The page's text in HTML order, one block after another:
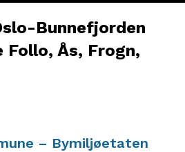
Bunnefjorden
Follo, Ås, Frogn,
– Bymiljøetaten